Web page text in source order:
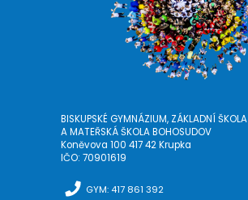
BISKUPSKÉ GYMNÁZIUM, ZÁKLADNÍ ŠKOLA
A MATEŘSKÁ ŠKOLA BOHOSUDOV
Koněvova 100 417 42 Krupka
IČO: 70901619
GYM: 417 861 392